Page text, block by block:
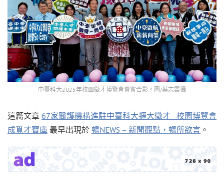
中臺科大2025年校園徵才博覽會貴賓合影。圖/葉志雲攝
這篇文章 67家醫護機構進駐中臺科大擴大徵才 校園博覽會
成覓才寶庫 最早出現於 暢NEWS – 新聞觀點，暢所欲言 。